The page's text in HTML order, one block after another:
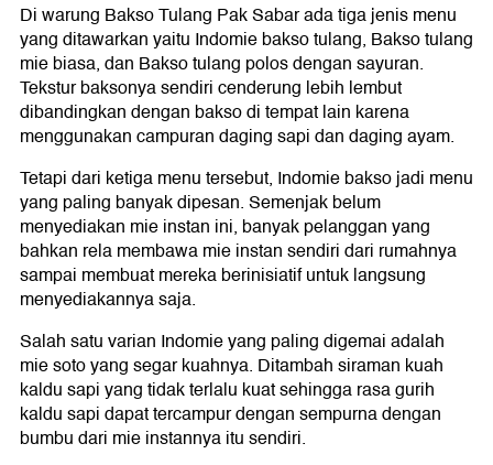
Di warung Bakso Tulang Pak Sabar ada tiga jenis menu
yang ditawarkan yaitu Indomie bakso tulang, Bakso tulang
mie biasa, dan Bakso tulang polos dengan sayuran.
Tekstur baksonya sendiri cenderung lebih lembut
dibandingkan dengan bakso di tempat lain karena
menggunakan campuran daging sapi dan daging ayam.
Tetapi dari ketiga menu tersebut, Indomie bakso jadi menu
yang paling banyak dipesan. Semenjak belum
menyediakan mie instan ini, banyak pelanggan yang
bahkan rela membawa mie instan sendiri dari rumahnya
sampai membuat mereka berinisiatif untuk langsung
menyediakannya saja.
Salah satu varian Indomie yang paling digemai adalah
mie soto yang segar kuahnya. Ditambah siraman kuah
kaldu sapi yang tidak terlalu kuat sehingga rasa gurih
kaldu sapi dapat tercampur dengan sempurna dengan
bumbu dari mie instannya itu sendiri.